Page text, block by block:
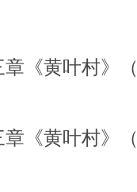
《黄叶村》（
《黄叶村》（